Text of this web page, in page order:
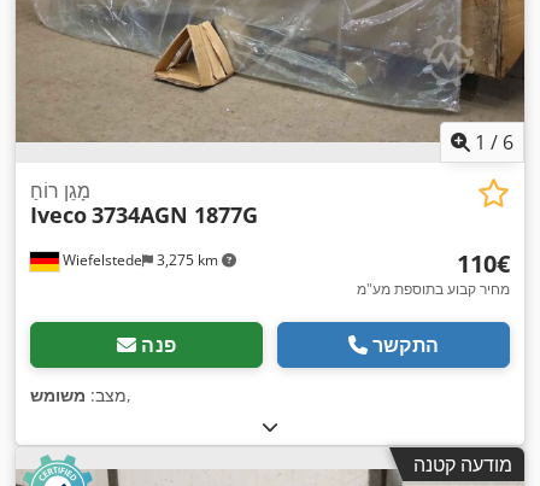
1 / 6
Wiefelstede 3,275 km
מָגֵן רוֹחַ
Iveco3734AGN 1877G
‏110 ‏€
מחיר קבוע בתוספת מע"מ
פנה התקשר
מצב: משומש ,
מודעה קטנה